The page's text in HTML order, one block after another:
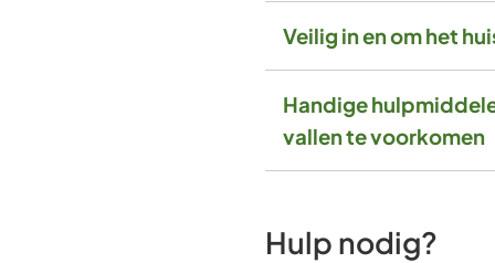
Veilig in en om het
Handige
vallen te voorkomen
Hulp nodig?